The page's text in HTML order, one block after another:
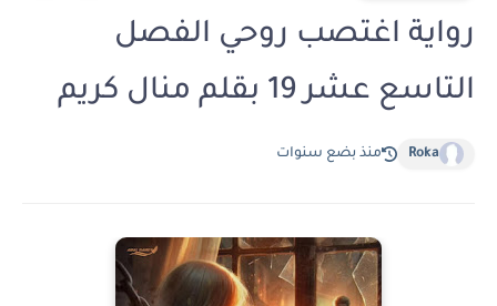
رواية اغتصب روحي الفصل
التاسع عشر 19 بقلم منال كريم
Roka منذ بضع سنوات